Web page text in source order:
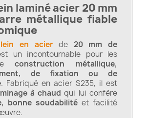
laminé acier 20 mm
métallique fiable
en acierde 20 mm de
un incontournable pour les
construction métallique,
de fixation ou de
. Fabriqué en acier S235, il est
à chaud qui lui confère
bonne soudabilité et facilité